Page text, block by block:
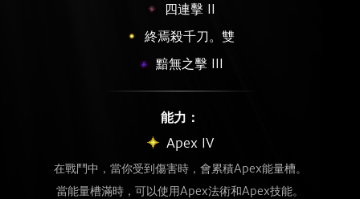
四連擊 II
終焉殺千刀。雙
黯無之擊 III
能力：
Apex IV
在戰鬥中，當你受到傷害時，會累積Apex能量槽。
當能量槽滿時，可以使用Apex法術和Apex技能。